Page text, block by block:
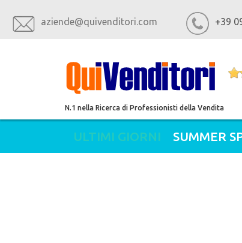
aziende@quivenditori.com +39
N.1 nella Ricerca di Professionisti della Vendita
ULTIMI GIORNI SUMMER